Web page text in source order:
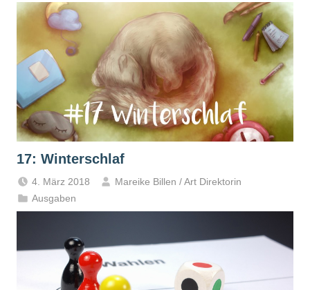
17: Winterschlaf
4. März 2018
Mareike Billen / Art Direktorin
Ausgaben